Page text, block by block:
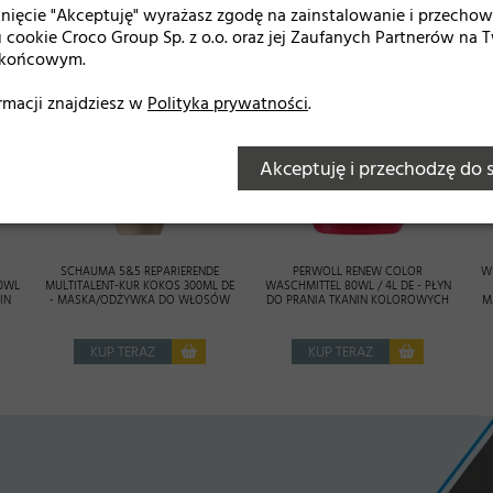
SCHAUMA 5&5 REPARIERENDE
MULTITALENT-KUR KOKOS 300ML DE
- MASKA/ODŻYWKA DO WŁOSÓW
KUP TERAZ
PERWOLL RENEW COLOR
WASCHMITTEL 80WL / 4L DE - PŁYN
DO PRANIA TKANIN KOLOROWYCH
KUP TERAZ
"Akceptuję" wyrażasz zgodę na zainstalowanie i
Croco Group Sp. z o.o. oraz jej Zaufanych Partnerów na
znajdziesz w Polityka prywatności.
Akceptuję i przechodzę do